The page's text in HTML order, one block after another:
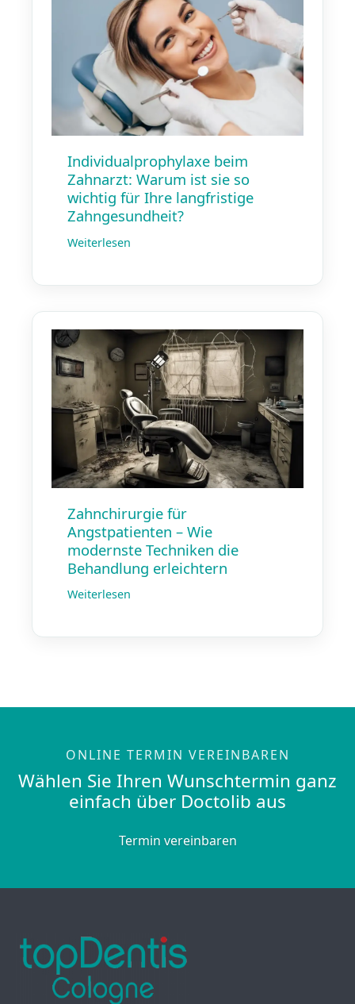
Individualprophylaxe beim
Zahnarzt: Warum ist sie so
wichtig für Ihre langfristige
Zahngesundheit?
Weiterlesen
Zahnchirurgie für
Angstpatienten – Wie
modernste Techniken die
Behandlung erleichtern
Weiterlesen
ONLINE TERMIN VEREINBAREN
Wählen Sie Ihren Wunschtermin ganz
einfach über Doctolib aus
Termin vereinbaren